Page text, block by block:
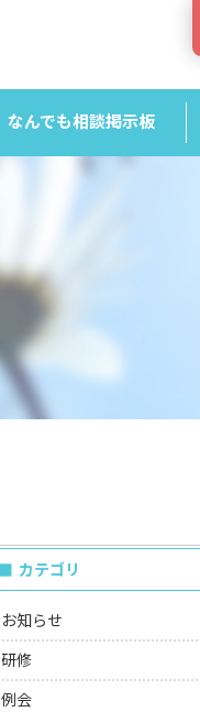
なんでも相談掲示板
カテゴリ
お知らせ
研修
例会